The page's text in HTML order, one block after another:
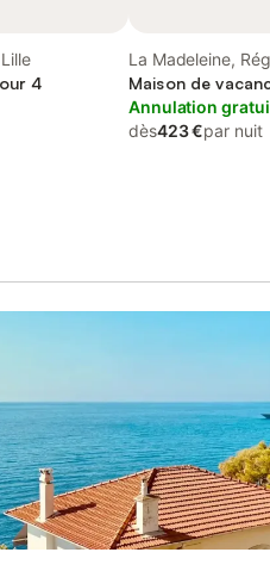
4
La Madeleine,
Maison de
Annulation
dès423 €par nuit